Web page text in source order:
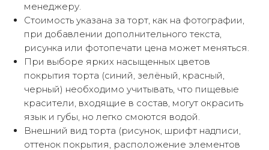
менеджеру.
Стоимость указана за торт, как на фотографии,
при добавлении дополнительного текста,
рисунка или фотопечати цена может меняться.
При выборе ярких насыщенных цветов
покрытия торта (синий, зелёный, красный,
черный) необходимо учитывать, что пищевые
красители, входящие в состав, могут окрасить
язык и губы, но легко смоются водой.
Внешний вид торта (рисунок, шрифт надписи,
оттенок покрытия, расположение элементов